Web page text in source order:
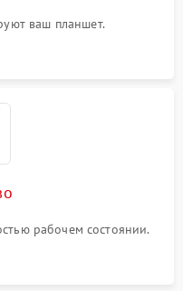
ваш планшет.
рабочем состоянии.